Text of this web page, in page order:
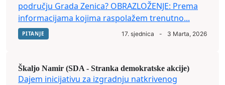
području Grada Zenica? OBRAZLOŽENJE: Prema
informacijama kojima raspolažem trenutno...
PITANJE 17. sjednica - 3 Marta, 2026
Škaljo Namir (SDA - Stranka demokratske akcije)
Dajem inicijativu za izgradnju natkrivenog